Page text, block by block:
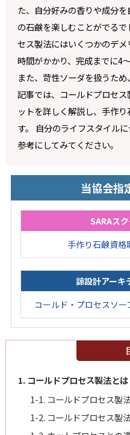
た、自分好みの香りや成分
の石鹸を楽しむことがでる
セス製法にはいくつかのデ
時間がかかり、完成までに4
また、苛性ソーダを扱うた
記事では、コールドプロセ
ットを詳しく解説し、手作
す。 自分のライフスタイル
参考にしてみてください。
当協会指
SARAス
手作り石鹸資格
諒設計アーキ
コールド・プロセスソ
1. コールドプロセス製法とは
1-1. コールドプロセス製
1-2. コールドプロセス製